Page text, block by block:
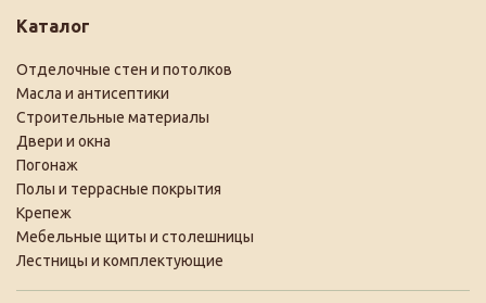
Каталог
Отделочные стен и потолков
Масла и антисептики
Строительные материалы
Двери и окна
Погонаж
Полы и террасные покрытия
Крепеж
Мебельные щиты и столешницы
Лестницы и комплектующие